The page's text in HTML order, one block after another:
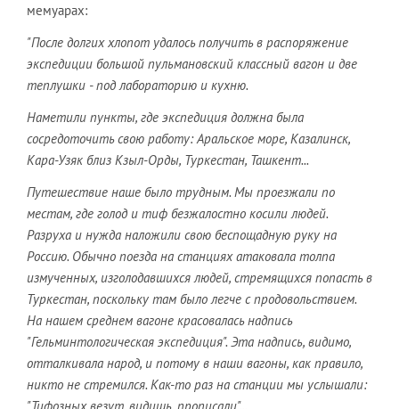
мемуарах:
"После долгих хлопот удалось получить в распоряжение
экспедиции большой пульмановский классный вагон и две
теплушки - под лабораторию и кухню.
Наметили пункты, где экспедиция должна была
сосредоточить свою работу: Аральское море, Казалинск,
Кара-Узяк близ Кзыл-Орды, Туркестан, Ташкент...
Путешествие наше было трудным. Мы проезжали по
местам, где голод и тиф безжалостно косили людей.
Разруха и нужда наложили свою беспощадную руку на
Россию. Обычно поезда на станциях атаковала толпа
измученных, изголодавшихся людей, стремящихся попасть в
Туркестан, поскольку там было легче с продовольствием.
На нашем среднем вагоне красовалась надпись
"Гельминтологическая экспедиция". Эта надпись, видимо,
отталкивала народ, и потому в наши вагоны, как правило,
никто не стремился. Как-то раз на станции мы услышали:
"Тифозных везут, видишь, прописали"...